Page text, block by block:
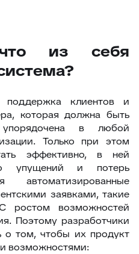
из себя
поддержка клиентов и
которая должна быть
в любой
Только при этом
эффективно, в ней
упущений и потерь
автоматизированные
заявками, такие
возможностей
Поэтому разработчики
о том, чтобы их продукт
возможностями: